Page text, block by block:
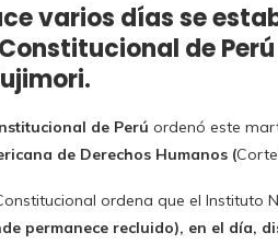
varios días se
de
de Perú ordenó este
de Derechos Humanos (
ordena que el Instituto
permanece recluido), en el día,